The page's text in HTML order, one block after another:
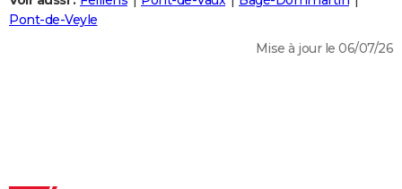
Destinations
City break
Voyage nature
Voyage de noces
Forum
Climat
+
PHOTO
Pont-de-Veyle
Mise à jour le 06/07/26